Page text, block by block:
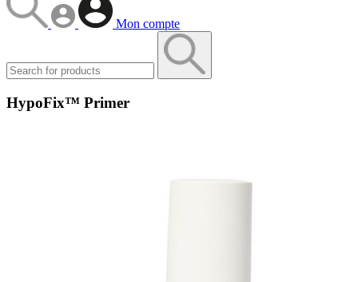
Mon compte
HypoFix™ Primer